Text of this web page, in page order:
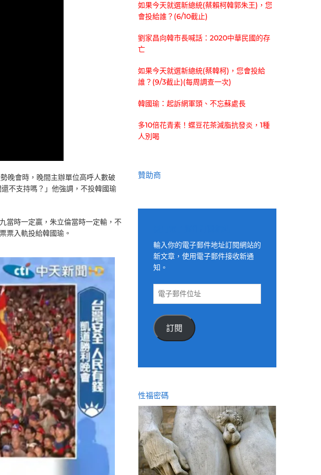
晚會時，晚間主辦單位高呼人數破
不支持嗎？」他強調，不投韓國瑜
當時一定贏，朱立倫當時一定輸，不
票入軌投給韓國瑜。
如果今天就選新總統(蔡賴柯韓郭朱王)，您
會投給誰？(6/10截止)
劉家昌向韓市長喊話：2020中華民國的存
亡
如果今天就選新總統(蔡韓柯)，您會投給
誰？(9/3截止)(每周調查一次)
韓國瑜：起訴網軍頭、不忘蘇處長
多10倍花青素！蝶豆花茶減脂抗發炎，1種
人別喝
贊助商
輸入你的電子郵件地址訂閱網站的
新文章，使用電子郵件接收新通
知。
電
件
位
訂閱
性福密碼